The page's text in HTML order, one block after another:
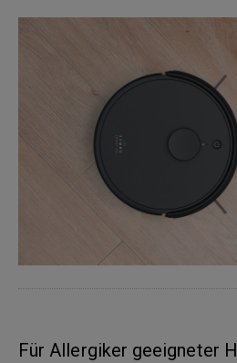
Für Allergiker geeigneter